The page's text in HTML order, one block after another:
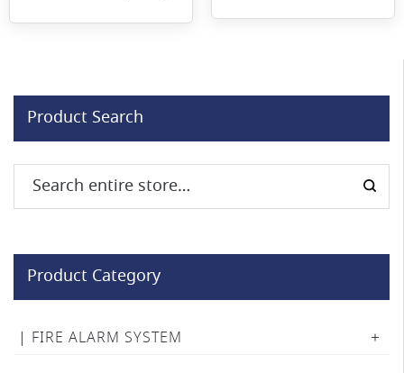
Product Search
Product Category
FIRE ALARM SYSTEM